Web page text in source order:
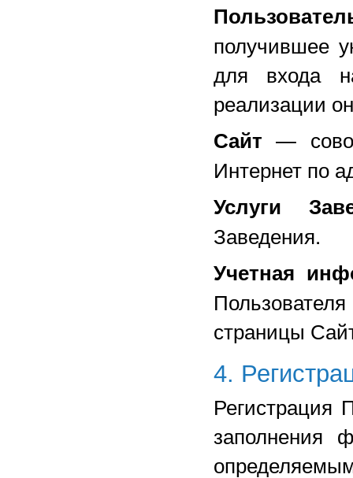
получившее
для входа
реализации
Сайт—
Интернет по
Услуги
Заведения.
Учетная
страницы
4.
Регистрация
заполнения